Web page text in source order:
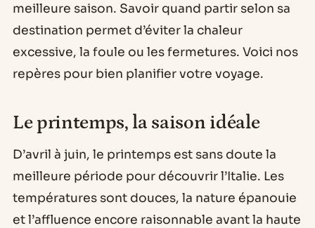
meilleure saison. Savoir quand partir selon sa
destination permet d’éviter la chaleur
excessive, la foule ou les fermetures. Voici nos
repères pour bien planifier votre voyage.
Le printemps, la saison idéale
D’avril à juin, le printemps est sans doute la
meilleure période pour découvrir l’Italie. Les
températures sont douces, la nature épanouie
et l’affluence encore raisonnable avant la haute